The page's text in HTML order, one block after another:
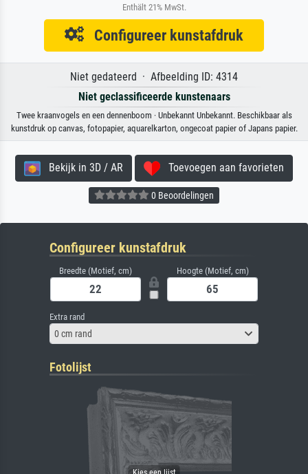
Enthält 21% MwSt.
Configureer kunstafdruk
Niet gedateerd · Afbeelding ID: 4314
Niet geclassificeerde kunstenaars
Twee kraanvogels en een dennenboom · Unbekannt Unbekannt. Beschikbaar als
kunstdruk op canvas, fotopapier, aquarelkarton, ongecoat papier of Japans papier.
Bekijk in 3D / AR Toevoegen aan favorieten
0 Beoordelingen
Configureer kunstafdruk
Breedte (Motief, cm) Hoogte (Motief, cm)
Extra rand
0 cm rand
Fotolijst